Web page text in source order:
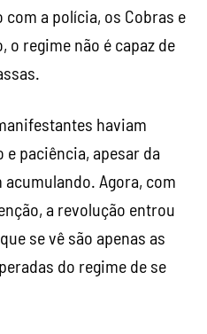
a polícia, os Cobras e
regime não é capaz de
haviam
paciência, apesar da
Agora, com
a revolução entrou
se vê são apenas as
do regime de se